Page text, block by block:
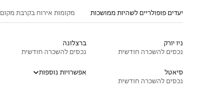
יעדים פופולריים לשהיות ממושכות מקומות אירוח בקרבת מקום
ניו יורק
נכסים להשכרה חודשית
ברצלונה
נכסים להשכרה חודשית
סיאטל
נכסים להשכרה חודשית
אפשרויות נוספות